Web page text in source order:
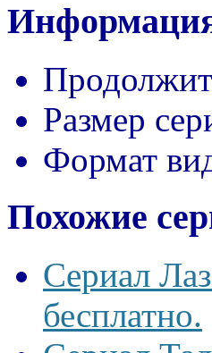
Размер
Формат
Похожие
Сериал
бесплатно.